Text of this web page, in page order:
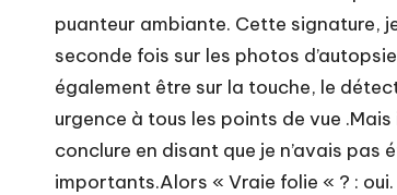
puanteur ambiante. Cette signature,
seconde fois sur les photos
également être sur la touche, le
urgence à tous les points de vue
conclure en disant que je n’avais
importants.Alors « Vraie folie « ? : oui.